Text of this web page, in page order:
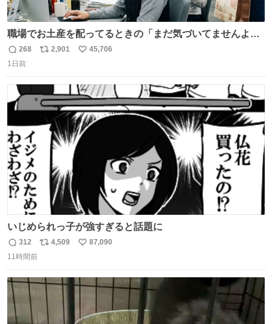
職場でお土産を配ってるときの「まだ気づいてませんよ」
的な演技が毎回シンドい。
返
信
268
リ
ト
数
2,901
い
数
45,706
1日前
いじめられっ子が強すぎると話題に
返
信
312
リ
ト
数
4,509
い
数
87,090
11時間前